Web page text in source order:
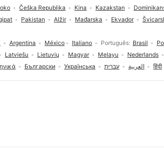
Argentina México Italiano Português Brasil
Latviešu Lietuvių Magyar Melayu Nederlands
Български Українська עברית العربية हिंदी
Češka Republika Kina Kazakstan
Pakistan Alžir Mađarska Ekvador